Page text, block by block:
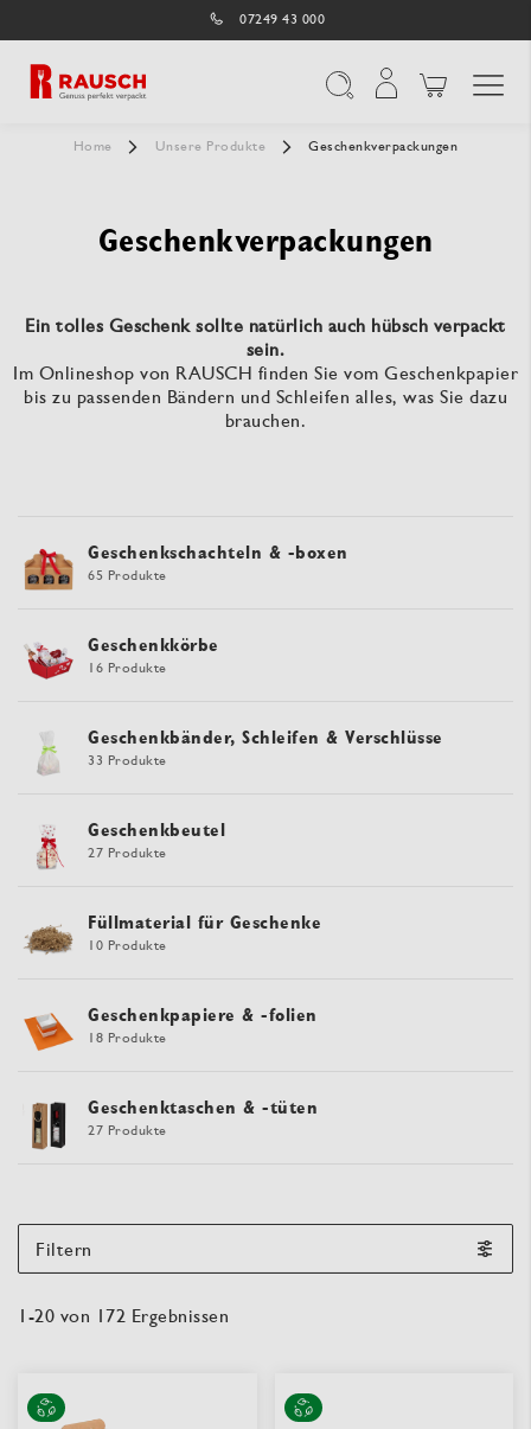
07249 43 000
Home Unsere Produkte Geschenkverpackungen
Geschenkverpackungen
Ein tolles Geschenk sollte natürlich auch hübsch verpackt
sein.
Im Onlineshop von RAUSCH finden Sie vom Geschenkpapier
bis zu passenden Bändern und Schleifen alles, was Sie dazu
brauchen.
Geschenkschachteln & -boxen
65 Produkte
Geschenkkörbe
16 Produkte
Geschenkbänder, Schleifen & Verschlüsse
33 Produkte
Geschenkbeutel
27 Produkte
Füllmaterial für Geschenke
10 Produkte
Geschenkpapiere & -folien
18 Produkte
Geschenktaschen & -tüten
27 Produkte
Filtern
1 -20 von 172 Ergebnissen